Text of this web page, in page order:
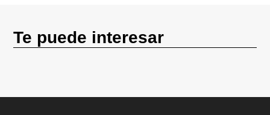
Te puede interesar